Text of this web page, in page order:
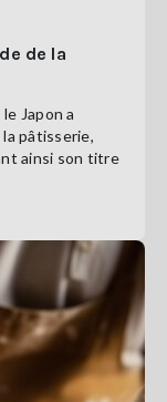
de la
Japon a
pâtisserie,
ainsi son titre